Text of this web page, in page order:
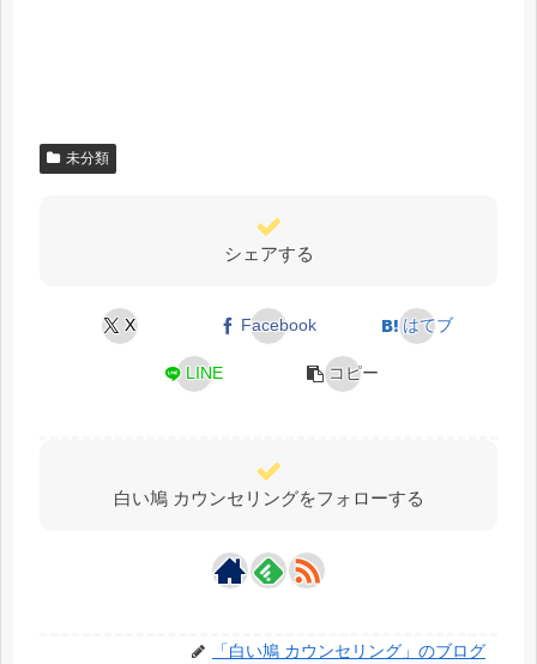
未分類
シェアする
X Facebook はてブ
LINE コピー
白い鳩 カウンセリングをフォローする
「白い鳩 カウンセリング」のブログ